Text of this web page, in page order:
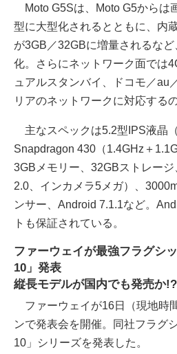
Moto G5Sは、Moto G5からは
型に大型化されるとともに、内
が3GB／32GBに増量されるな
化。さらにネットワーク面では
ュアルスタンバイ、ドコモ／au
リアのネットワークに対応する
主なスペックは5.2型IPS液晶
Snapdragon 430（1.4GHz＋
3GBメモリー、32GBストレー
2.0、インカメラ5メガ）、
ンサー、Android 7.1.1など。
トも保証されている。
ファーウェイが最強フラグシ
10」発表
縦長モデルが国内でも発売か!?
ファーウェイが16日（現地時
ンで発表会を開催。同社フラグ
10」シリーズを発表した。